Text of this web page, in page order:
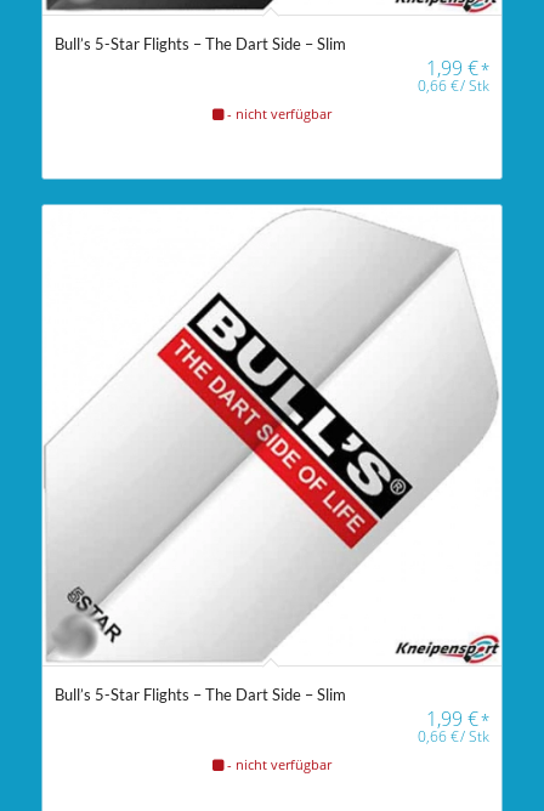
Bull’s 5-Star Flights – The Dart Side – Slim
1,99€*
0,66€/Stk
- nicht verfügbar
Bull’s 5-Star Flights – The Dart Side – Slim
1,99€*
0,66€/Stk
- nicht verfügbar